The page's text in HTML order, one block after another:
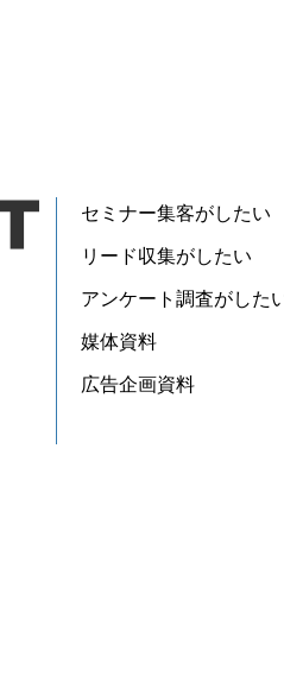
セミナー集客がしたい
リード収集がしたい
アンケート調査がした
媒体資料
広告企画資料